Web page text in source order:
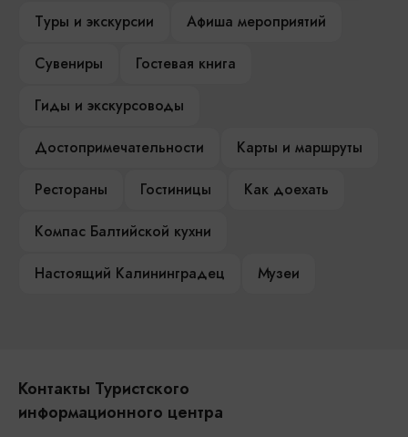
Туры и экскурсии
Афиша мероприятий
Сувениры
Гостевая книга
Гиды и экскурсоводы
Достопримечательности
Карты и маршруты
Рестораны
Гостиницы
Как доехать
Компас Балтийской кухни
Настоящий Калининградец
Музеи
Контакты Туристского
информационного центра